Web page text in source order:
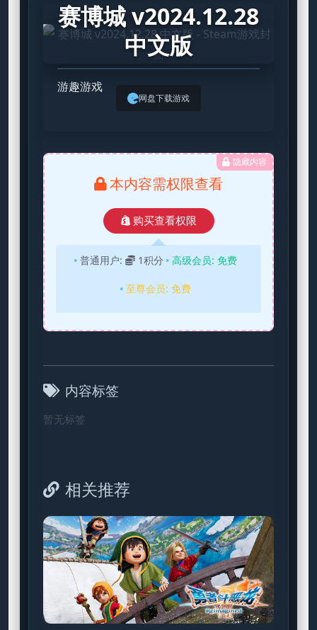
赛博城 v2024.12.28
中文版
游趣游戏
网盘下载游戏
隐藏内容
本内容需权限查看
购买查看权限
普通用户: 1积分 高级会员: 免费
至尊会员: 免费
内容标签
暂无标签
相关推荐